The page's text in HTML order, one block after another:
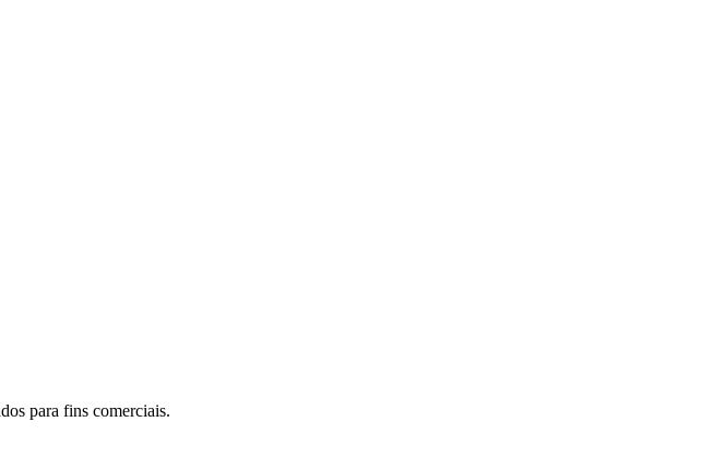
para fins comerciais.